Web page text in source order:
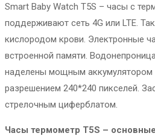
Smart Baby Watch T5S – часы с
поддерживают сеть 4G или LTE.
кислородом крови. Электронные
встроенной памяти.
наделены мощным аккумулятором
разрешением 240*240 пикселей.
стрелочным циферблатом.
Часы термометр T5S –